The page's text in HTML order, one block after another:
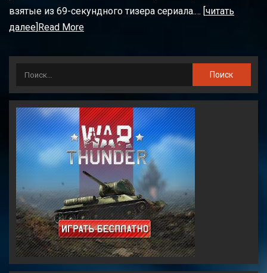
взятые из 69-секундного тизера сериала.… [читать
далее]Read More